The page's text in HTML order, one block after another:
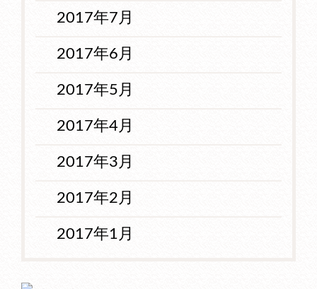
2017年7月
2017年6月
2017年5月
2017年4月
2017年3月
2017年2月
2017年1月